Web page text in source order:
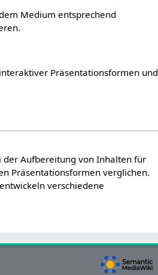
Medium entsprechend
Präsentationsformen und
Aufbereitung von Inhalten für
Präsentationsformen verglichen.
verschiedene